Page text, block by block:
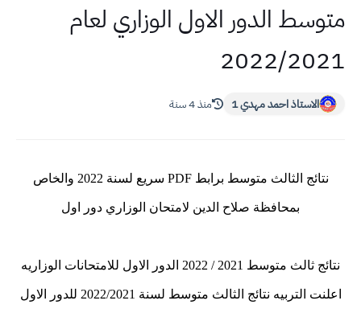
متوسط الدور الاول الوزاري لعام
2022/2021
الاستاذ احمد مهدي 1 منذ 4 سنة
نتائج الثالث متوسط برابط PDF سريع لسنة 2022 والخاص
بمحافظة صلاح الدين لامتحان الوزاري دور اول
نتائج ثالث متوسط 2021 / 2022 الدور الاول للامتحانات الوزاريه
اعلنت التربيه نتائج الثالث متوسط لسنة 2022/2021 للدور الاول